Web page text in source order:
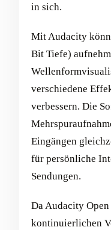
in sich.
Mit Audacity
Bit Tiefe)
verschiedene
verbessern. Die
Eingängen
für persönliche
Sendungen.
Da Audacity
kontinuierlichen